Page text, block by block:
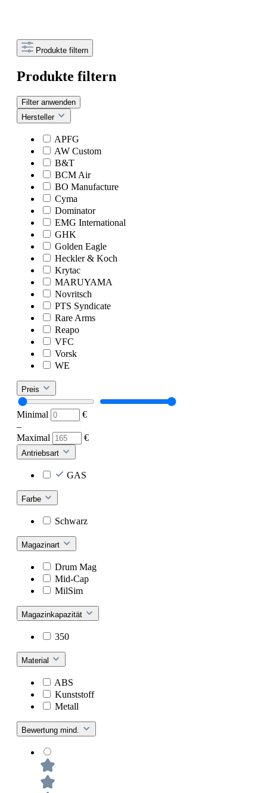
Produkte filtern
Produkte filtern
Filter anwenden
Hersteller
APFG
AW Custom
B&T
BCM Air
BO Manufacture
Cyma
Dominator
EMG International
GHK
Golden Eagle
Heckler & Koch
Krytac
MARUYAMA
Novritsch
PTS Syndicate
Rare Arms
Reapo
VFC
Vorsk
WE
Preis
Minimal
€
–
Maximal
€
Antriebsart
GAS
Farbe
Schwarz
Magazinart
Drum Mag
Mid-Cap
MilSim
Magazinkapazität
350
Material
ABS
Kunststoff
Metall
Bewertung mind.